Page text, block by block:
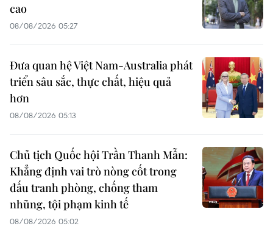
cao
08/08/2026 05:27
Đưa quan hệ Việt Nam-Australia phát
triển sâu sắc, thực chất, hiệu quả
hơn
08/08/2026 05:13
Chủ tịch Quốc hội Trần Thanh Mẫn:
Khẳng định vai trò nòng cốt trong
đấu tranh phòng, chống tham
nhũng, tội phạm kinh tế
08/08/2026 05:02